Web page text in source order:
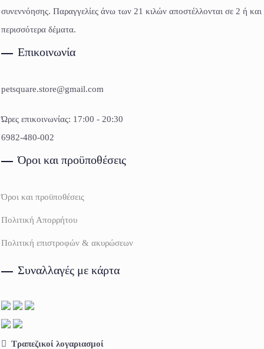
συνεννόησης. Παραγγελίες άνω των 21 κιλών αποστέλλονται σε 2 ή και
περισσότερα δέματα.
Επικοινωνία
petsquare.store@gmail.com
Ώρες επικοινωνίας: 17:00 - 20:30
6982-480-002
Όροι και προϋποθέσεις
Όροι και προϋποθέσεις
Πολιτική Απορρήτου
Πολιτική επιστροφών & ακυρώσεων
Συναλλαγές με κάρτα
Τραπεζικοί λογαριασμοί